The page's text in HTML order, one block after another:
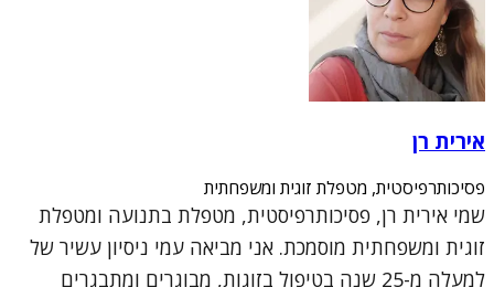
אירית רן
פסיכותרפיסטית, מטפלת זוגית ומשפחתית
שמי אירית רן, פסיכותרפיסטית, מטפלת בתנועה ומטפלת
זוגית ומשפחתית מוסמכת. אני מביאה עמי ניסיון עשיר של
למעלה מ-25 שנה בטיפול בזוגות, מבוגרים ומתבגרים